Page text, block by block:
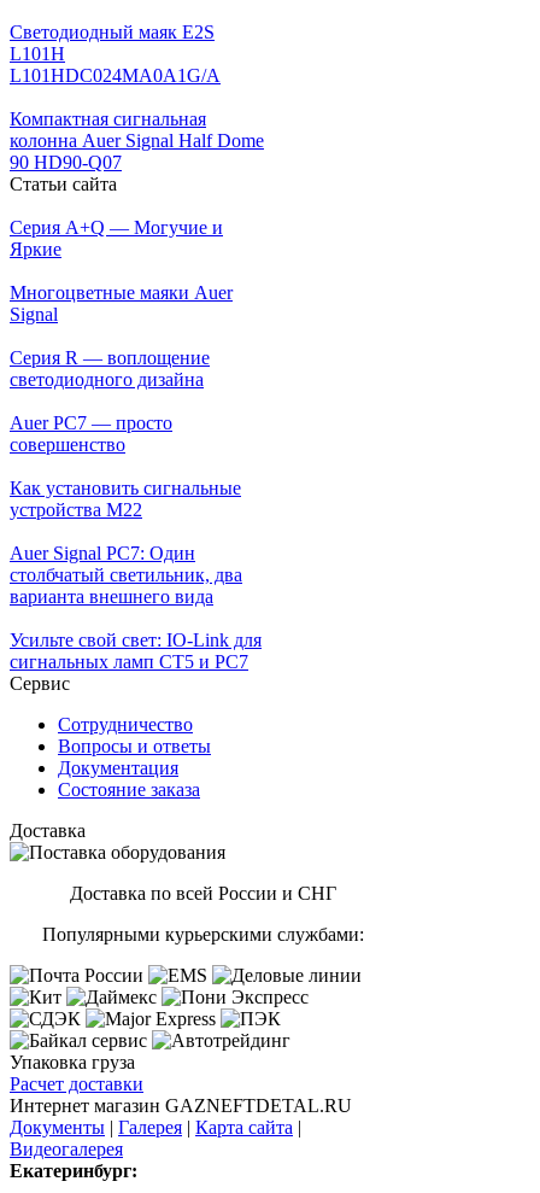
Светодиодный маяк E2S
L101H
L101HDC024MA0A1G/A
Компактная сигнальная
колонна Auer Signal Half Dome
90 HD90-Q07
Статьи сайта
Серия A+Q — Могучие и
Яркие
Многоцветные маяки Auer
Signal
Серия R — воплощение
светодиодного дизайна
Auer PC7 — просто
совершенство
Как установить сигнальные
устройства М22
Auer Signal PC7: Один
столбчатый светильник, два
варианта внешнего вида
Усильте свой свет: IO-Link для
сигнальных ламп CT5 и PC7
Сервис
Сотрудничество
Вопросы и ответы
Документация
Состояние заказа
Доставка
Доставка по всей России и СНГ
Популярными курьерскими службами:
Упаковка груза
Расчет доставки
Интернет магазин GAZNEFTDETAL.RU
Документы | Галерея | Карта сайта |
Видеогалерея
Екатеринбург: